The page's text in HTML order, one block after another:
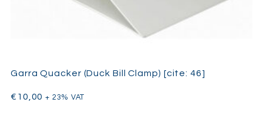
Garra Quacker (Duck Bill Clamp) [cite: 46]
€ 10,00 + 23% VAT